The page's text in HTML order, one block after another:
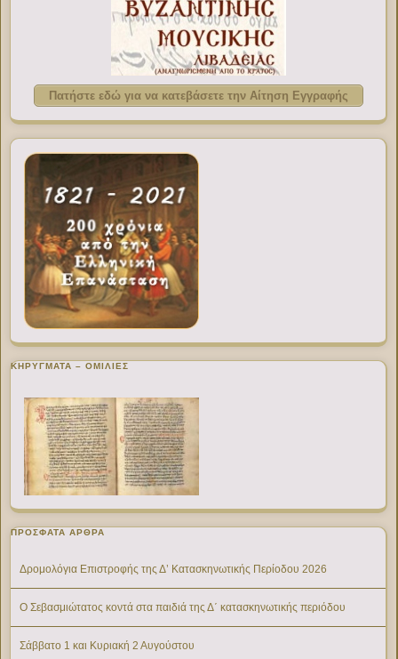
Πατήστε εδώ για να κατεβάσετε την Αίτηση Εγγραφής
ΚΗΡΥΓΜΑΤΑ – ΟΜΙΛΙΕΣ
ΠΡΌΣΦΑΤΑ ΆΡΘΡΑ
Δρομολόγια Επιστροφής της Δ’ Κατασκηνωτικής Περίοδου 2026
Ο Σεβασμιώτατος κοντά στα παιδιά της Δ΄ κατασκηνωτικής περιόδου
Σάββατο 1 και Κυριακή 2 Αυγούστου